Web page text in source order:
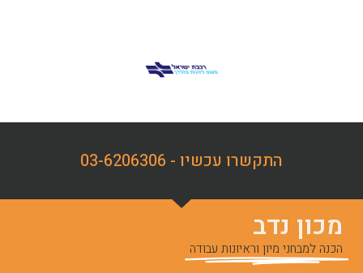
התקשרו עכשיו - 03-6206306
מכון נדב
הכנה למבחני מיון וראיונות עבודה